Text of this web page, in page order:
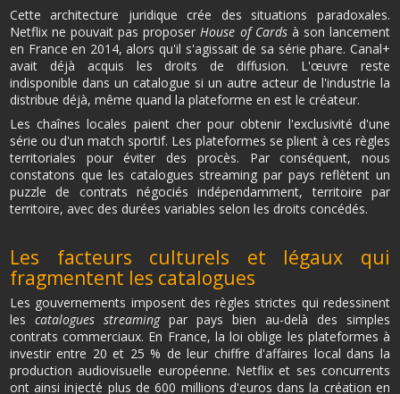
Cette architecture juridique crée des situations paradoxales.
Netflix ne pouvait pas proposerHouse of Cardsà son lancement
en France en 2014, alors qu'il s'agissait de sa série phare. Canal+
avait déjà acquis les droits de diffusion. L'œuvre reste
indisponible dans un catalogue si un autre acteur de l'industrie la
distribue déjà, même quand la plateforme en est le créateur.
Les chaînes locales paient cher pour obtenir l'exclusivité d'une
série ou d'un match sportif. Les plateformes se plient à ces règles
territoriales pour éviter des procès. Par conséquent, nous
constatons que les catalogues streaming par pays reflètent un
puzzle de contrats négociés indépendamment, territoire par
territoire, avec des durées variables selon les droits concédés.
Les facteurs culturels et légaux qui
fragmentent les catalogues
Les gouvernements imposent des règles strictes qui redessinent
les catalogues streaming par pays bien au-delà des simples
contrats commerciaux. En France, la loi oblige les plateformes à
investir entre 20 et 25 % de leur chiffre d'affaires local dans la
production audiovisuelle européenne. Netflix et ses concurrents
ont ainsi injecté plus de 600 millions d'euros dans la création en